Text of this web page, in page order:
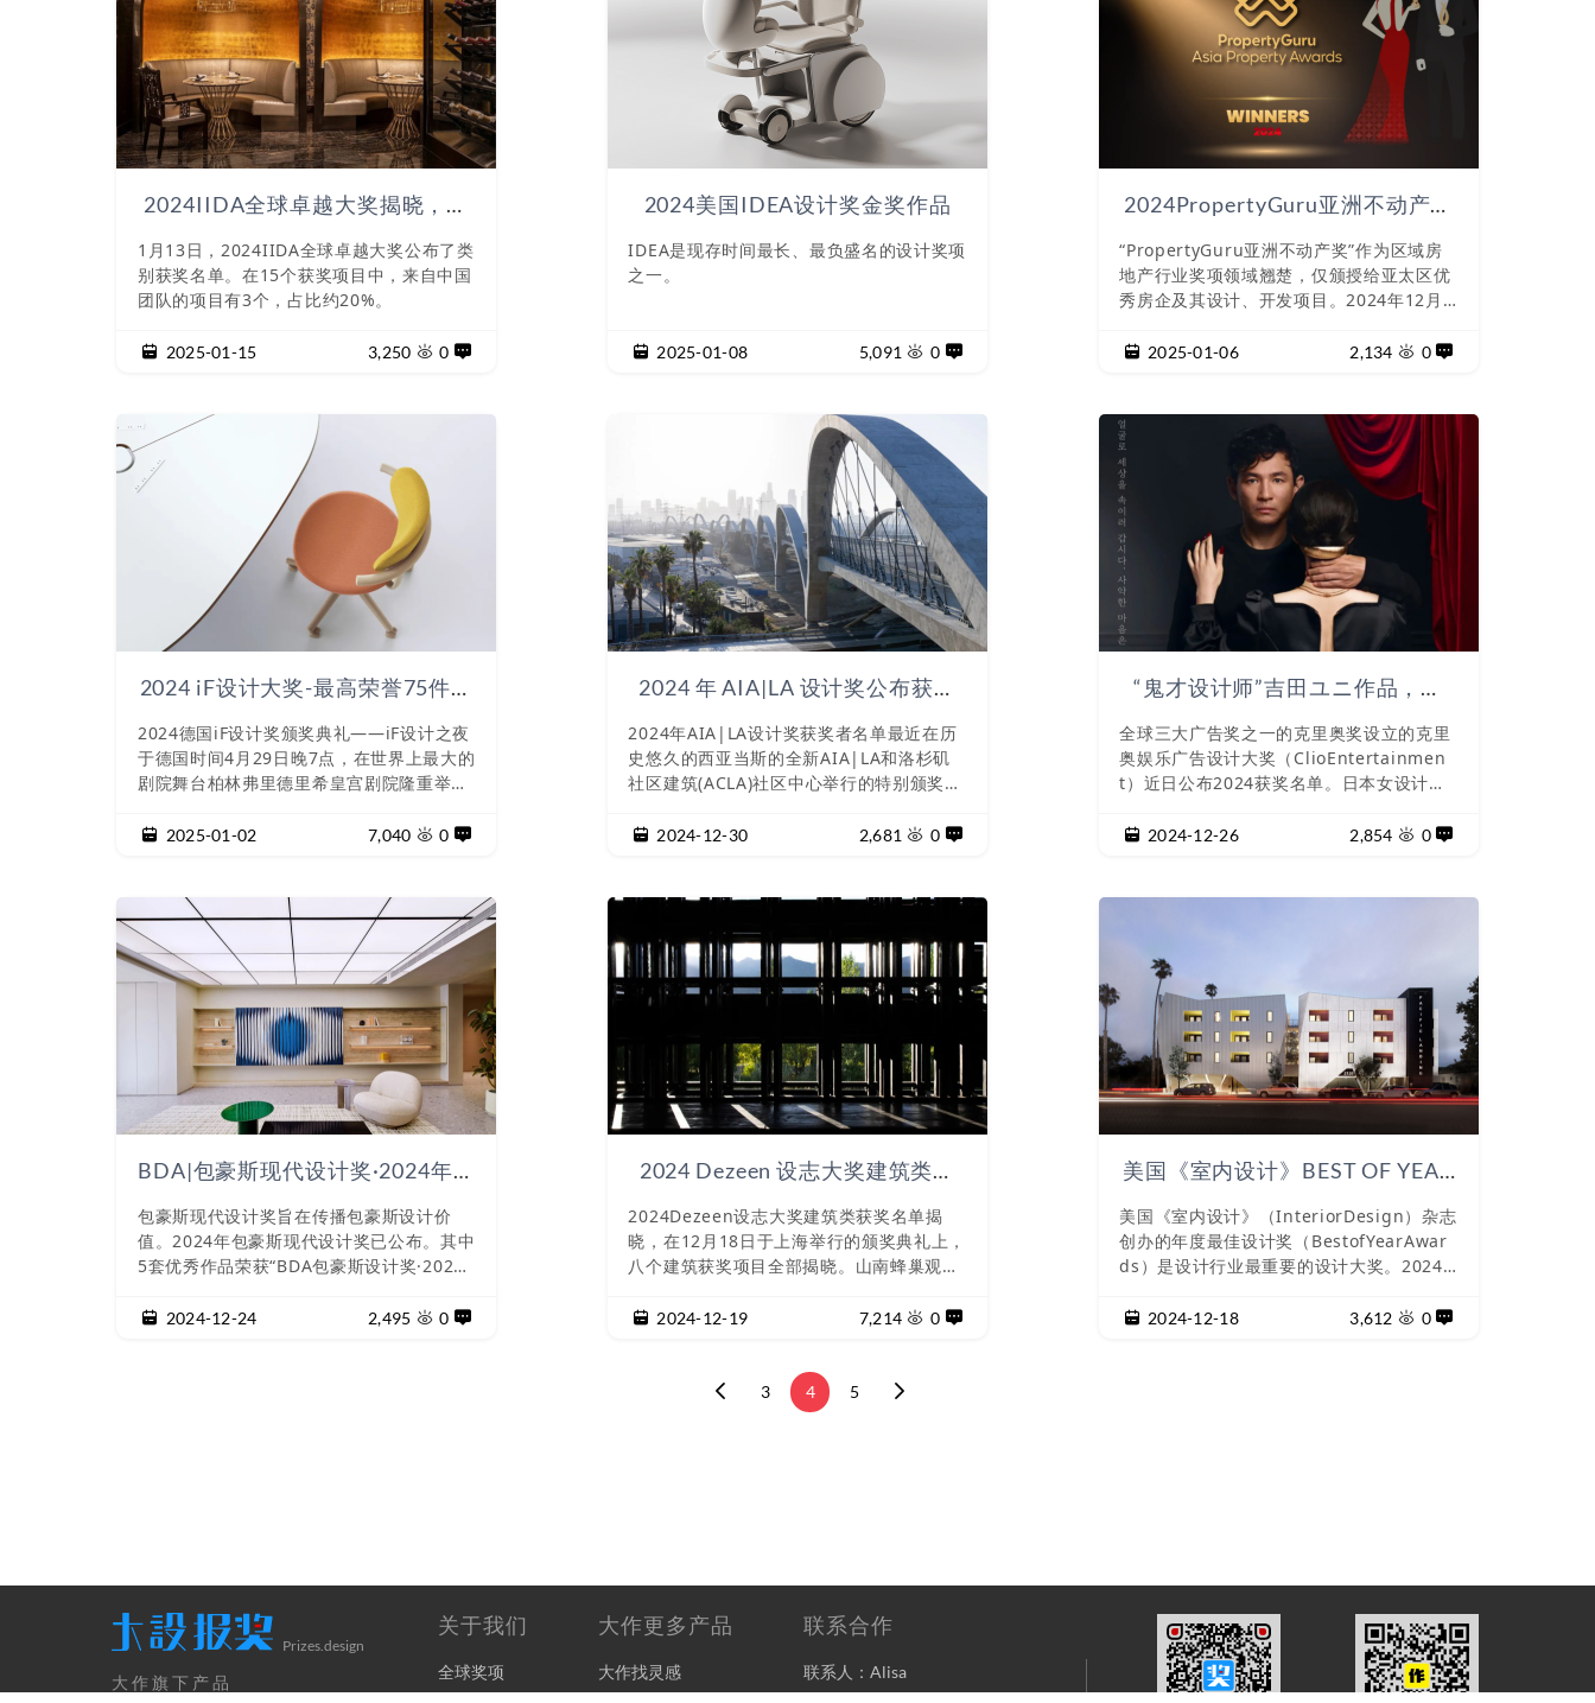
2024IIDA全球卓越大奖揭晓，中
1月13日，2024IIDA全球卓越大奖公布了类
别获奖名单。在15个获奖项目中，来自中国
团队的项目有3个，占比约20%。
2025-01-15 3,250 0
2024美国IDEA设计奖金奖作品
IDEA是现存时间最长、最负盛名的设计奖项
之一。
2025-01-08 5,091 0
2024PropertyGuru亚洲不动产奖
“PropertyGuru亚洲不动产奖”作为区域房
地产行业奖项领域翘楚，仅颁授给亚太区优
秀房企及其设计、开发项目。2024年12月1
于曼谷AtheneeHotel豪华精选酒店盛大举
2025-01-06 2,134 0
2024 iF设计大奖-最高荣誉75件，
2024德国iF设计奖颁奖典礼——iF设计之夜
于德国时间4月29日晚7点，在世界上最大的
剧院舞台柏林弗里德里希皇宫剧院隆重举
个国家和地区的参赛者提交的10,800件参赛
2025-01-02 7,040 0
2024 年 AIA|LA 设计奖公布获奖
2024年AIA|LA设计奖获奖者名单最近在历
史悠久的西亚当斯的全新AIA|LA和洛杉矶
社区建筑(ACLA)社区中心举行的特别颁奖典
2024-12-30 2,681 0
“鬼才设计师”吉田ユニ作品，获
全球三大广告奖之一的克里奥奖设立的克里
奥娱乐广告设计大奖（ClioEntertainmen
t）近日公布2024获奖名单。日本女设计师
亚经典《麦克白》舞台剧设计的海报，获两
2024-12-26 2,854 0
BDA|包豪斯现代设计奖·2024年度
包豪斯现代设计奖旨在传播包豪斯设计价
值。2024年包豪斯现代设计奖已公布。其中
5套优秀作品荣获“BDA包豪斯设计奖·2024
导演之家ONEHOUSEDESIGN壹舍设计方
2024-12-24 2,495 0
2024 Dezeen 设志大奖建筑类获
2024Dezeen设志大奖建筑类获奖名单揭
晓，在12月18日于上海举行的颁奖典礼上，
八个建筑获奖项目全部揭晓。山南蜂巢观景
最佳建筑项目。Dezeen设志大奖旨在表彰
它们在全球范
2024-12-19 7,214 0
美国《室内设计》BEST OF YEAR
获奖欣赏
美国《室内设计》（InteriorDesign）杂志
创办的年度最佳设计奖（BestofYearAwar
ds）是设计行业最重要的设计大奖。2024
ofYearAwards已于美国东部时间12月12日
2024-12-18 3,612 0
3 4 5
Prizes.design
大作旗下产品
关于我们
全球奖项
大作更多产品
大作找灵感
联系合作
联系人：Alisa